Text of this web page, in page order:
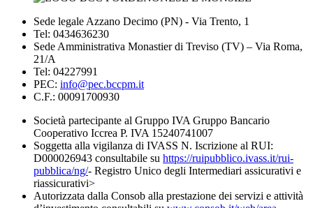
Sede legale Azzano Decimo (PN) - Via Trento, 1
Tel: 0434636230
Sede Amministrativa Monastier di Treviso (TV) – Via Roma,
21/A
Tel: 04227991
PEC: info@pec.bccpm.it
C.F.: 00091700930
Società partecipante al Gruppo IVA Gruppo Bancario
Cooperativo Iccrea P. IVA 15240741007
Soggetta alla vigilanza di IVASS N. Iscrizione al RUI:
D000026943 consultabile su https://ruipubblico.ivass.it/rui-
pubblica/ng/- Registro Unico degli Intermediari assicurativi e
riassicurativi>
Autorizzata dalla Consob alla prestazione dei servizi e attività